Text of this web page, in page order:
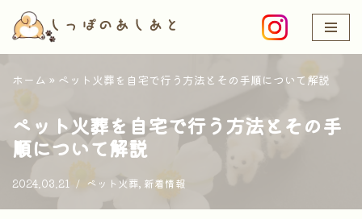
コ
テ
ツ
へ
キ
ホーム » ペット火葬を自宅で行う方法とその手順について解説
ペット火葬を自宅で行う方法とその手
順について解説
2024.03.21 ペット火葬, 新着情報